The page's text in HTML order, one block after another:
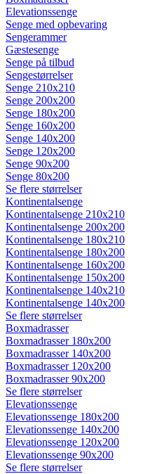
Elevationssenge
Senge med opbevaring
Sengerammer
Gæstesenge
Senge på tilbud
Sengestørrelser
Senge 210x210
Senge 200x200
Senge 180x200
Senge 160x200
Senge 140x200
Senge 120x200
Senge 90x200
Senge 80x200
Se flere størrelser
Kontinentalsenge
Kontinentalsenge 210x210
Kontinentalsenge 200x200
Kontinentalsenge 180x210
Kontinentalsenge 180x200
Kontinentalsenge 160x200
Kontinentalsenge 150x200
Kontinentalsenge 140x210
Kontinentalsenge 140x200
Se flere størrelser
Boxmadrasser
Boxmadrasser 180x200
Boxmadrasser 140x200
Boxmadrasser 120x200
Boxmadrasser 90x200
Se flere størrelser
Elevationssenge
Elevationssenge 180x200
Elevationssenge 140x200
Elevationssenge 120x200
Elevationssenge 90x200
Se flere størrelser